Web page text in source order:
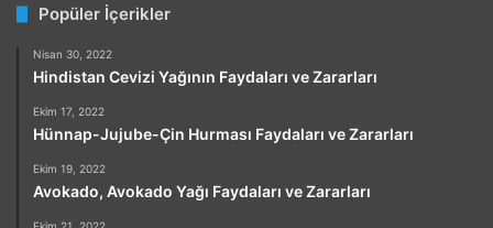
Popüler İçerikler
Nisan 30, 2022
Hindistan Cevizi Yağının Faydaları ve Zararları
Ekim 17, 2022
Hünnap-Jujube-Çin Hurması Faydaları ve Zararları
Ekim 19, 2022
Avokado, Avokado Yağı Faydaları ve Zararları